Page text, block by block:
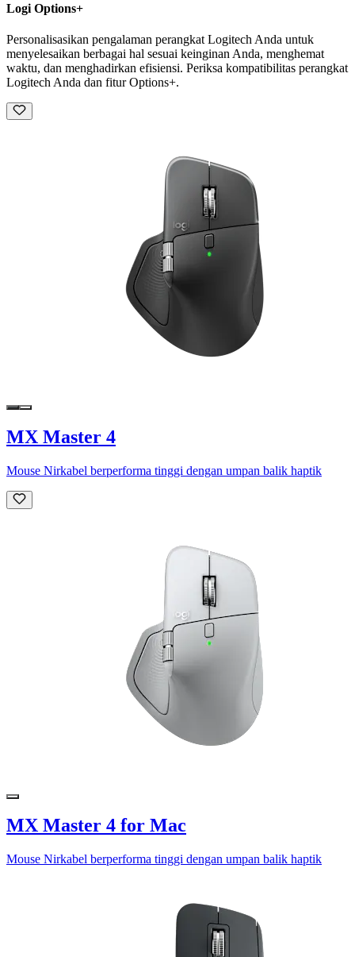
Logi Options+
Personalisasikan pengalaman perangkat Logitech Anda untuk
menyelesaikan berbagai hal sesuai keinginan Anda, menghemat
waktu, dan menghadirkan efisiensi. Periksa kompatibilitas perangkat
Logitech Anda dan fitur Options+.
MX Master 4
Mouse Nirkabel berperforma tinggi dengan umpan balik haptik
MX Master 4 for Mac
Mouse Nirkabel berperforma tinggi dengan umpan balik haptik